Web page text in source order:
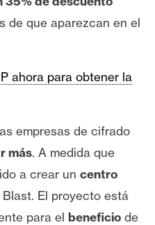
de que aparezcan en el
ahora para obtener la
empresas de cifrado
más. A medida que
a crear un centro
El proyecto está
para el beneficio de